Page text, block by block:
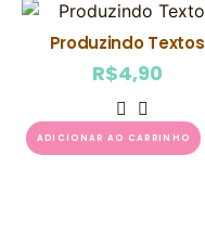
Produzindo Textos
R$4,90
ADICIONAR AO CARRINHO